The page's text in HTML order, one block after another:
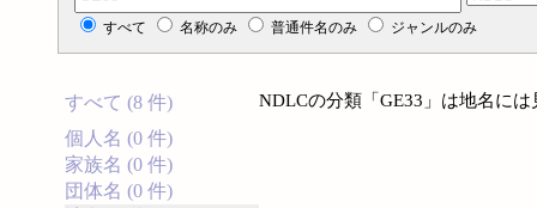
すべて 名称のみ 普通件名のみ ジャンルのみ
すべて (8 件)
個人名 (0 件)
家族名 (0 件)
団体名 (0 件)
NDLCの分類「GE33」は地名に